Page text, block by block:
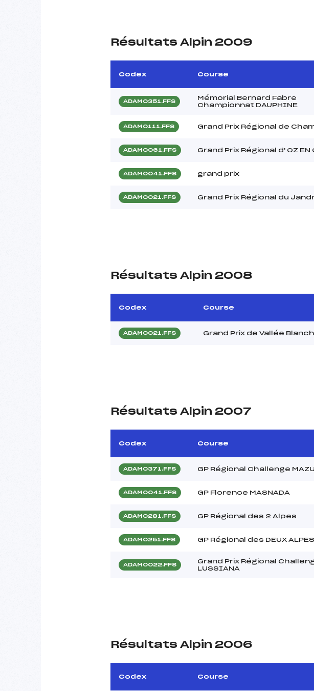
Résultats Alpin 2009
Codex Course
ADAM0351.FFS
Mémorial Bernard Fabre
Championnat DAUPHINE
ADAM0111.FFS Grand Prix Régional de
ADAM0061.FFS Grand Prix Régional d' OZ EN
ADAM0041.FFS grand prix
ADAM0021.FFS Grand Prix Régional du
Résultats Alpin 2008
Codex Course
ADAM0021.FFS Grand Prix de Vallée
Résultats Alpin 2007
Codex Course
ADAM0371.FFS GP Régional Challenge
ADAM0041.FFS GP Florence MASNADA
ADAM0281.FFS GP Régional des 2 Alpes
ADAM0251.FFS GP Régional des DEUX ALPES
ADAM0022.FFS
Grand Prix Régional
LUSSIANA
Résultats Alpin 2006
Codex Course